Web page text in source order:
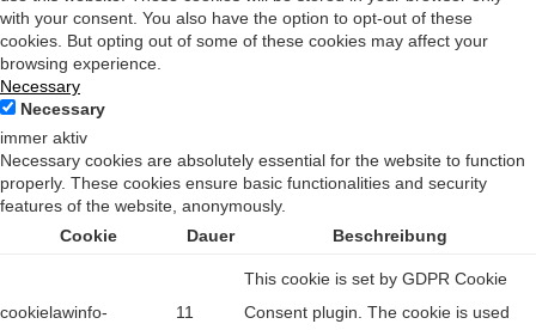
with your consent. You also have the option to opt-out of these
cookies. But opting out of some of these cookies may affect your
browsing experience.
Necessary
Necessary
immer aktiv
Necessary cookies are absolutely essential for the website to function
properly. These cookies ensure basic functionalities and security
features of the website, anonymously.
Cookie
Dauer Beschreibung
cookielawinfo-
11
This cookie is set by GDPR Cookie
Consent plugin. The cookie is used